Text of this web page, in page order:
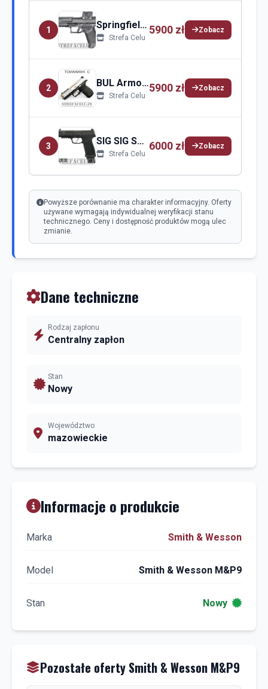
1 Springfield Springfield Armory Echelon
Strefa Celu
5900 zł Zobacz
2 BUL Armory BUL Armory AXE C
Strefa Celu
5900 zł Zobacz
3 SIG SIG Sauer P365
Strefa Celu
6000 zł Zobacz
Powyższe porównanie ma charakter informacyjny. Oferty
używane wymagają indywidualnej weryfikacji stanu
technicznego. Ceny i dostępność produktów mogą ulec
zmianie.
Dane techniczne
Rodzaj zapłonu
Centralny zapłon
Stan
Nowy
Województwo
mazowieckie
Informacje o produkcie
Marka Smith & Wesson
Model Smith & Wesson M&P9
Stan Nowy
Pozostałe oferty Smith & Wesson M&P9